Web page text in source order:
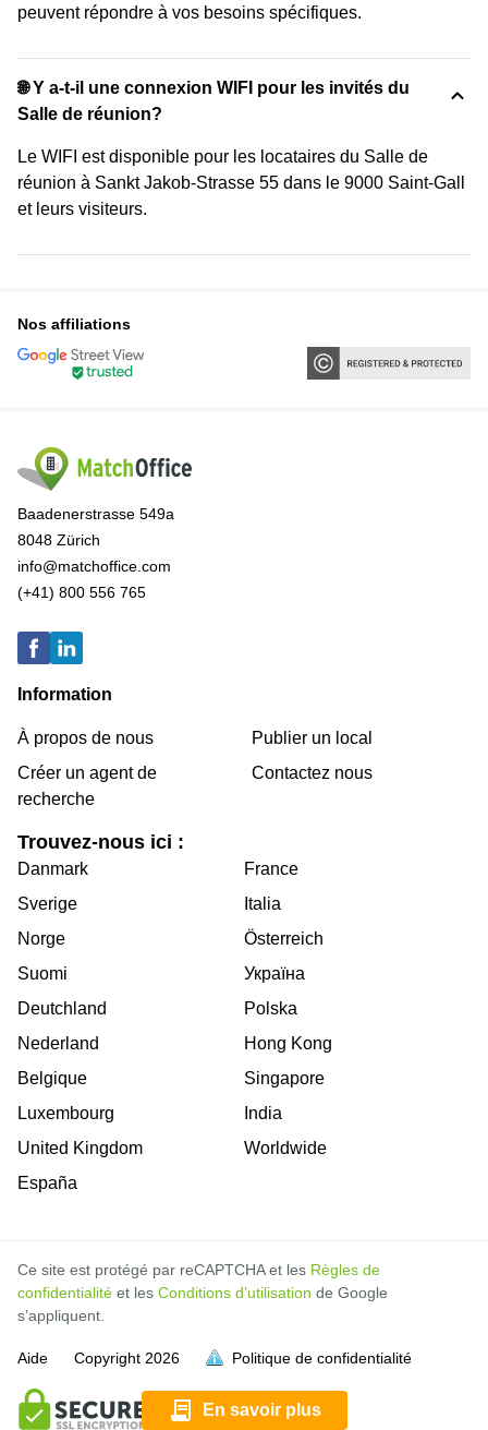
En savoir plus
peuvent répondre à vos besoins spécifiques.
🌐 Y a-t-il une connexion WIFI pour les invités du
Salle de réunion?
Le WIFI est disponible pour les locataires du Salle de
réunion à Sankt Jakob-Strasse 55 dans le 9000 Saint-Gall
et leurs visiteurs.
soit pleine.
Nos affiliations
Baadenerstrasse 549a
8048 Zürich
info@matchoffice.com
(+41) 800 556 765
Information
À propos de nous
Créer un agent de
recherche
Publier un local
Contactez nous
Trouvez-nous ici :
Danmark
Sverige
Norge
Suomi
Deutchland
Nederland
Belgique
Luxembourg
United Kingdom
España
France
Italia
Österreich
Україна
Polska
Hong Kong
Singapore
India
Worldwide
Ce site est protégé par reCAPTCHA et les Règles de
confidentialité et les Conditions d’utilisation de Google
s’appliquent.
Aide Copyright 2026 Politique de confidentialité